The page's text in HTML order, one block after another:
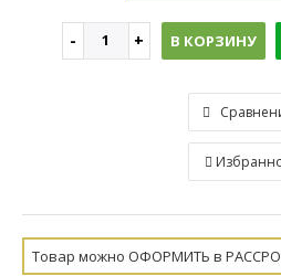
В КОРЗИНУ
Товар можно ОФОРМИТЬ в